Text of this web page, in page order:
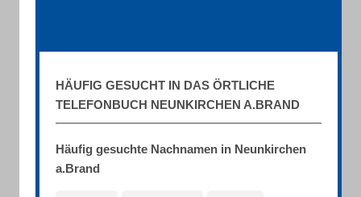
HÄUFIG GESUCHT IN DAS ÖRTLICHE
TELEFONBUCH NEUNKIRCHEN A.BRAND
Häufig gesuchte Nachnamen in Neunkirchen
a.Brand